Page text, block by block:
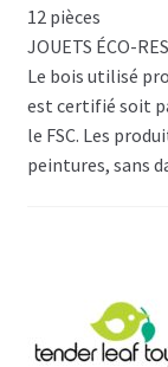
12 pièces
JOUETS ÉCO-
Le bois utilisé
est certifié soit
le FSC. Les
peintures, sans